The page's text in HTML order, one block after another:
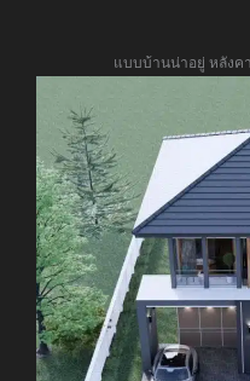
แบบบ้านน่าอยู่ หลังค